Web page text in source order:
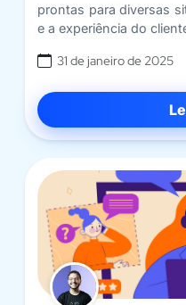
prontas para diversas
e a experiência do
31 de janeiro de 2025